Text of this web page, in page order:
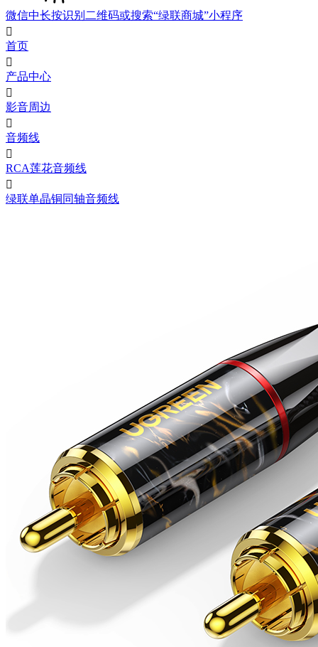
微信中长按识别二维码或搜索“绿联商城”小程序

首页

产品中心

影音周边

音频线

RCA莲花音频线

绿联单晶铜同轴音频线